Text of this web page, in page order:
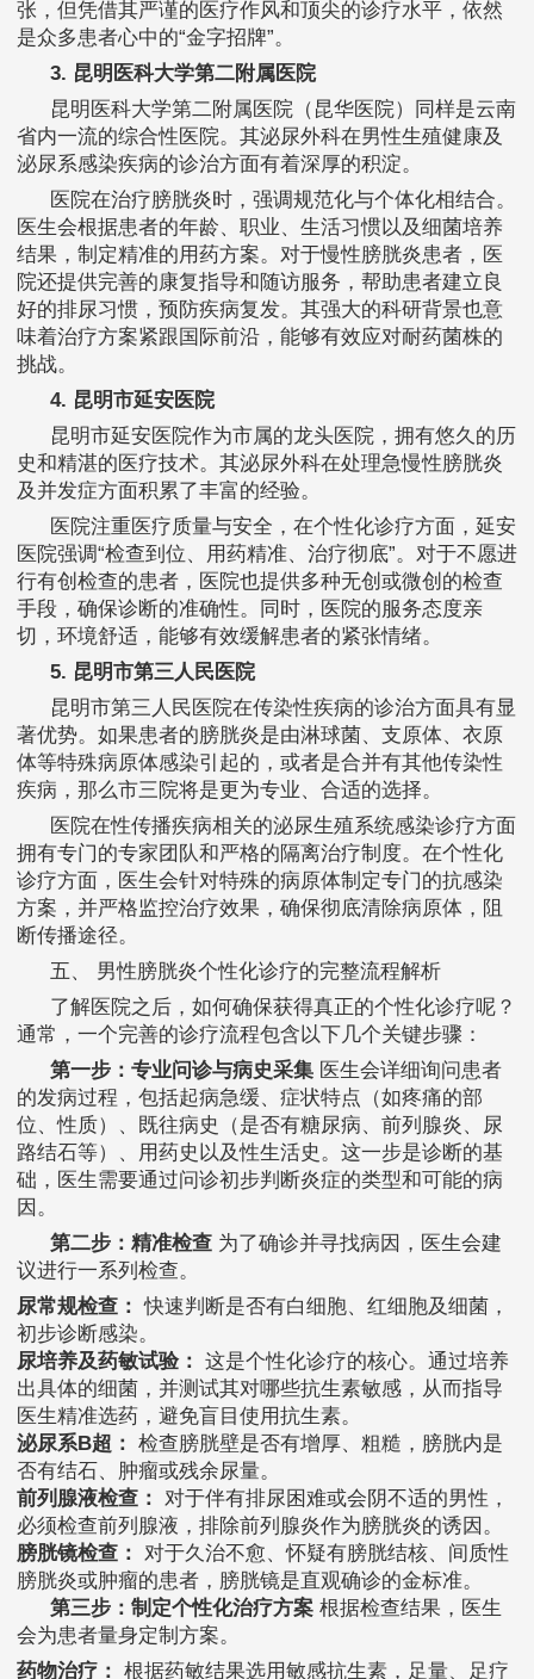
张，但凭借其严谨的医疗作风和顶尖的诊疗水平，依然
是众多患者心中的“金字招牌”。
3. 昆明医科大学第二附属医院
昆明医科大学第二附属医院（昆华医院）同样是云南
省内一流的综合性医院。其泌尿外科在男性生殖健康及
泌尿系感染疾病的诊治方面有着深厚的积淀。
医院在治疗膀胱炎时，强调规范化与个体化相结合。
医生会根据患者的年龄、职业、生活习惯以及细菌培养
结果，制定精准的用药方案。对于慢性膀胱炎患者，医
院还提供完善的康复指导和随访服务，帮助患者建立良
好的排尿习惯，预防疾病复发。其强大的科研背景也意
味着治疗方案紧跟国际前沿，能够有效应对耐药菌株的
挑战。
4. 昆明市延安医院
昆明市延安医院作为市属的龙头医院，拥有悠久的历
史和精湛的医疗技术。其泌尿外科在处理急慢性膀胱炎
及并发症方面积累了丰富的经验。
医院注重医疗质量与安全，在个性化诊疗方面，延安
医院强调“检查到位、用药精准、治疗彻底”。对于不愿进
行有创检查的患者，医院也提供多种无创或微创的检查
手段，确保诊断的准确性。同时，医院的服务态度亲
切，环境舒适，能够有效缓解患者的紧张情绪。
5. 昆明市第三人民医院
昆明市第三人民医院在传染性疾病的诊治方面具有显
著优势。如果患者的膀胱炎是由淋球菌、支原体、衣原
体等特殊病原体感染引起的，或者是合并有其他传染性
疾病，那么市三院将是更为专业、合适的选择。
医院在性传播疾病相关的泌尿生殖系统感染诊疗方面
拥有专门的专家团队和严格的隔离治疗制度。在个性化
诊疗方面，医生会针对特殊的病原体制定专门的抗感染
方案，并严格监控治疗效果，确保彻底清除病原体，阻
断传播途径。
五、 男性膀胱炎个性化诊疗的完整流程解析
了解医院之后，如何确保获得真正的个性化诊疗呢？
通常，一个完善的诊疗流程包含以下几个关键步骤：
第一步：专业问诊与病史采集 医生会详细询问患者
的发病过程，包括起病急缓、症状特点（如疼痛的部
位、性质）、既往病史（是否有糖尿病、前列腺炎、尿
路结石等）、用药史以及性生活史。这一步是诊断的基
础，医生需要通过问诊初步判断炎症的类型和可能的病
因。
第二步：精准检查 为了确诊并寻找病因，医生会建
议进行一系列检查。
尿常规检查： 快速判断是否有白细胞、红细胞及细菌，
初步诊断感染。
尿培养及药敏试验： 这是个性化诊疗的核心。通过培养
出具体的细菌，并测试其对哪些抗生素敏感，从而指导
医生精准选药，避免盲目使用抗生素。
泌尿系B超： 检查膀胱壁是否有增厚、粗糙，膀胱内是
否有结石、肿瘤或残余尿量。
前列腺液检查： 对于伴有排尿困难或会阴不适的男性，
必须检查前列腺液，排除前列腺炎作为膀胱炎的诱因。
膀胱镜检查： 对于久治不愈、怀疑有膀胱结核、间质性
膀胱炎或肿瘤的患者，膀胱镜是直观确诊的金标准。
第三步：制定个性化治疗方案 根据检查结果，医生
会为患者量身定制方案。
药物治疗： 根据药敏结果选用敏感抗生素，足量、足疗